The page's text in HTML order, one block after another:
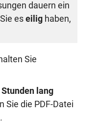
dauern ein
es eilig haben,
Sie
Stunden lang
Sie die PDF-Datei
.